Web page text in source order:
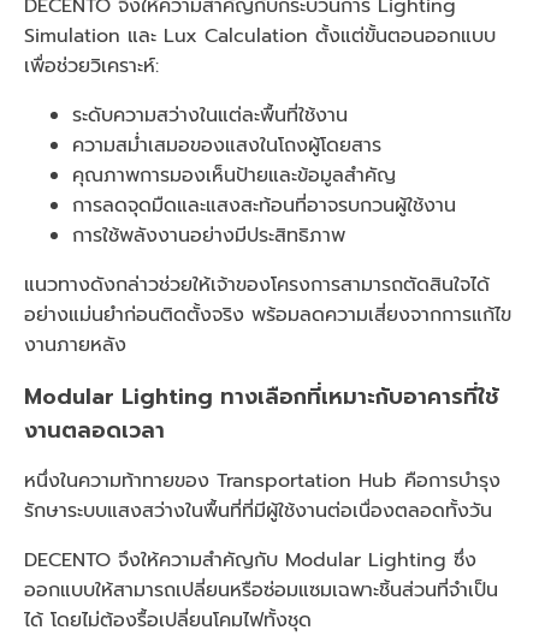
DECENTO จึงให้ความสำคัญกับกระบวนการ Lighting
Simulation และ Lux Calculation ตั้งแต่ขั้นตอนออกแบบ
เพื่อช่วยวิเคราะห์:
ระดับความสว่างในแต่ละพื้นที่ใช้งาน
ความสม่ำเสมอของแสงในโถงผู้โดยสาร
คุณภาพการมองเห็นป้ายและข้อมูลสำคัญ
การลดจุดมืดและแสงสะท้อนที่อาจรบกวนผู้ใช้งาน
การใช้พลังงานอย่างมีประสิทธิภาพ
แนวทางดังกล่าวช่วยให้เจ้าของโครงการสามารถตัดสินใจได้
อย่างแม่นยำก่อนติดตั้งจริง พร้อมลดความเสี่ยงจากการแก้ไข
งานภายหลัง
Modular Lighting ทางเลือกที่เหมาะกับอาคารที่ใช้
งานตลอดเวลา
หนึ่งในความท้าทายของ Transportation Hub คือการบำรุง
รักษาระบบแสงสว่างในพื้นที่ที่มีผู้ใช้งานต่อเนื่องตลอดทั้งวัน
DECENTO จึงให้ความสำคัญกับ Modular Lighting ซึ่ง
ออกแบบให้สามารถเปลี่ยนหรือซ่อมแซมเฉพาะชิ้นส่วนที่จำเป็น
ได้ โดยไม่ต้องรื้อเปลี่ยนโคมไฟทั้งชุด